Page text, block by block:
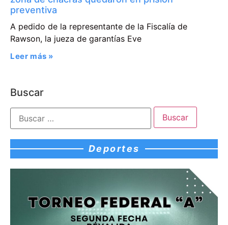
preventiva
A pedido de la representante de la Fiscalía de
Rawson, la jueza de garantías Eve
Leer más »
Buscar
Deportes